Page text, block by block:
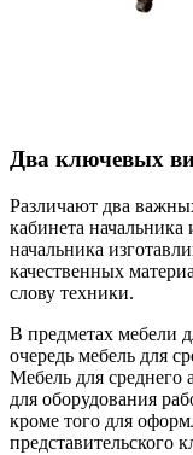
Два ключевых
Различают два
кабинета
начальника
качественных
слову техники.
В предметах мебели
очередь мебель для
Мебель для среднего
для оборудования
кроме того для
представительского